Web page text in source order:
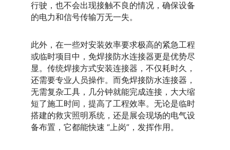
行驶，也不会出现接触不良的情况，确保设备
的电力和信号传输万无一失。
此外，在一些对安装效率要求极高的紧急工程
或临时项目中，免焊接防水连接器更是优势尽
显。传统焊接方式安装连接器，不仅耗时久，
还需要专业人员操作。而免焊接防水连接器，
无需复杂工具，几分钟就能完成连接，大大缩
短了施工时间，提高了工程效率。无论是临时
搭建的救灾照明系统，还是展会现场的电气设
备布置，它都能快速 “上岗”，发挥作用。